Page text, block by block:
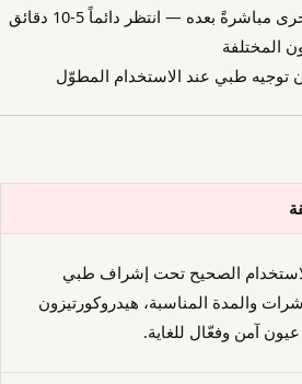
وضع أدوية العيون الأخرى مباشرةً بعده — انتظر دائماً 5-10 دقائق
المختلفة
توجيه طبي عند الاستخدام المطوّل
الصحيح تحت إشراف طبي
والمدة المناسبة، هيدروكورتيزون
آمن وفعّال للغاية.